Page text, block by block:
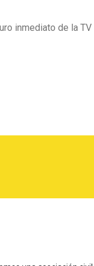
inmediato de la